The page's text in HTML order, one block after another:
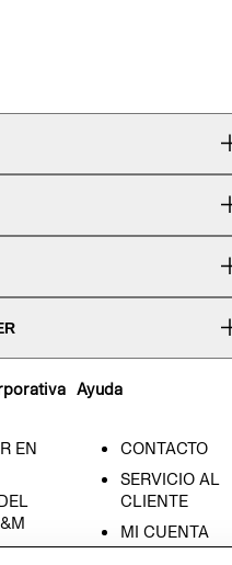
EN
Ayuda
CONTACTO
SERVICIO AL
CLIENTE
MI CUENTA